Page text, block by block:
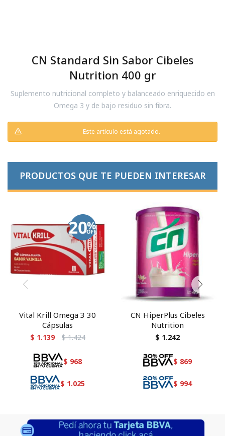
CN Standard Sin Sabor Cibeles
Nutrition 400 gr
Suplemento nutricional completo y balanceado enriquecido en
Omega 3 y de bajo residuo sin fibra.
Este artículo está agotado.
PRODUCTOS QUE TE PUEDEN INTERESAR
Vital Krill Omega 3 30
Cápsulas
$ 1.139 $ 1.424
$ 968
$ 1.025
CN HiperPlus Cibeles
Nutrition
$ 1.242
$ 869
$ 994